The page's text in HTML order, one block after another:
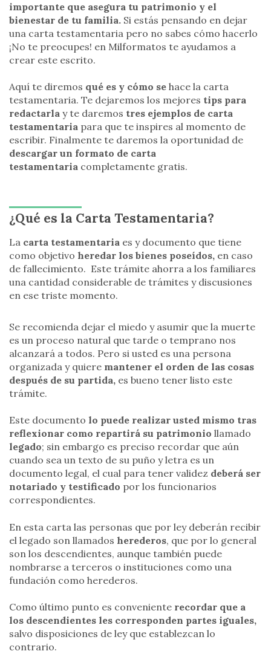
importante que asegura tu patrimonio y el
bienestar de tu familia. Si estás pensando en dejar
una carta testamentaria pero no sabes cómo hacerlo
¡No te preocupes! en Milformatos te ayudamos a
crear este escrito.
Aquí te diremos qué es y cómo se hace la carta
testamentaria. Te dejaremos los mejores tips para
redactarla y te daremos tres ejemplos de carta
testamentaria para que te inspires al momento de
escribir. Finalmente te daremos la oportunidad de
descargar un formato de carta
testamentaria completamente gratis.
¿Qué es la Carta Testamentaria?
La carta testamentaria es y documento que tiene
como objetivo heredar los bienes poseídos, en caso
de fallecimiento. Este trámite ahorra a los familiares
una cantidad considerable de trámites y discusiones
en ese triste momento.
Se recomienda dejar el miedo y asumir que la muerte
es un proceso natural que tarde o temprano nos
alcanzará a todos. Pero si usted es una persona
organizada y quiere mantener el orden de las cosas
después de su partida, es bueno tener listo este
trámite.
Este documento lo puede realizar usted mismo tras
reflexionar como repartirá su patrimonio llamado
legado; sin embargo es preciso recordar que aún
cuando sea un texto de su puño y letra es un
documento legal, el cual para tener validez deberá ser
notariado y testificado por los funcionarios
correspondientes.
En esta carta las personas que por ley deberán recibir
el legado son llamados herederos, que por lo general
son los descendientes, aunque también puede
nombrarse a terceros o instituciones como una
fundación como herederos.
Como último punto es conveniente recordar que a
los descendientes les corresponden partes iguales,
salvo disposiciones de ley que establezcan lo
contrario.